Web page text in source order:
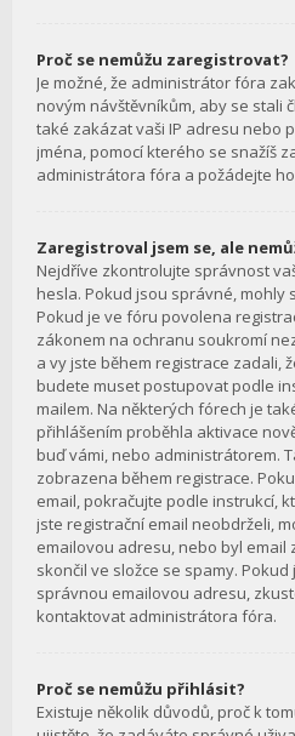
Proč se nemůžu zaregistrovat?
Je možné, že administrátor fóra
novým návštěvníkům, aby se stali
také zakázat vaši IP adresu nebo
jména, pomocí kterého se snažíš
administrátora fóra a požádejte
Zaregistroval jsem se, ale
Nejdříve zkontrolujte správnost
hesla. Pokud jsou správné, mohly
Pokud je ve fóru povolena
zákonem na ochranu soukromí
a vy jste během registrace zadali,
budete muset postupovat podle
mailem. Na některých fórech je
přihlášením proběhla aktivace
buď vámi, nebo administrátorem.
zobrazena během registrace.
email, pokračujte podle instrukcí,
jste registrační email neobdrželi,
emailovou adresu, nebo byl email
skončil ve složce se spamy.
správnou emailovou adresu,
kontaktovat administrátora fóra.
Proč se nemůžu přihlásit?
Existuje několik důvodů, proč k